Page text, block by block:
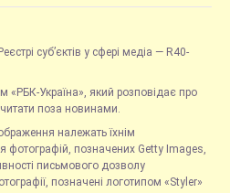
суб’єктів у сфері медіа — R40-
«РБК-Україна», який розповідає про
поза новинами.
належать їхнім
фотографій, позначених Getty Images,
письмового дозволу
позначені логотипом «Styler»